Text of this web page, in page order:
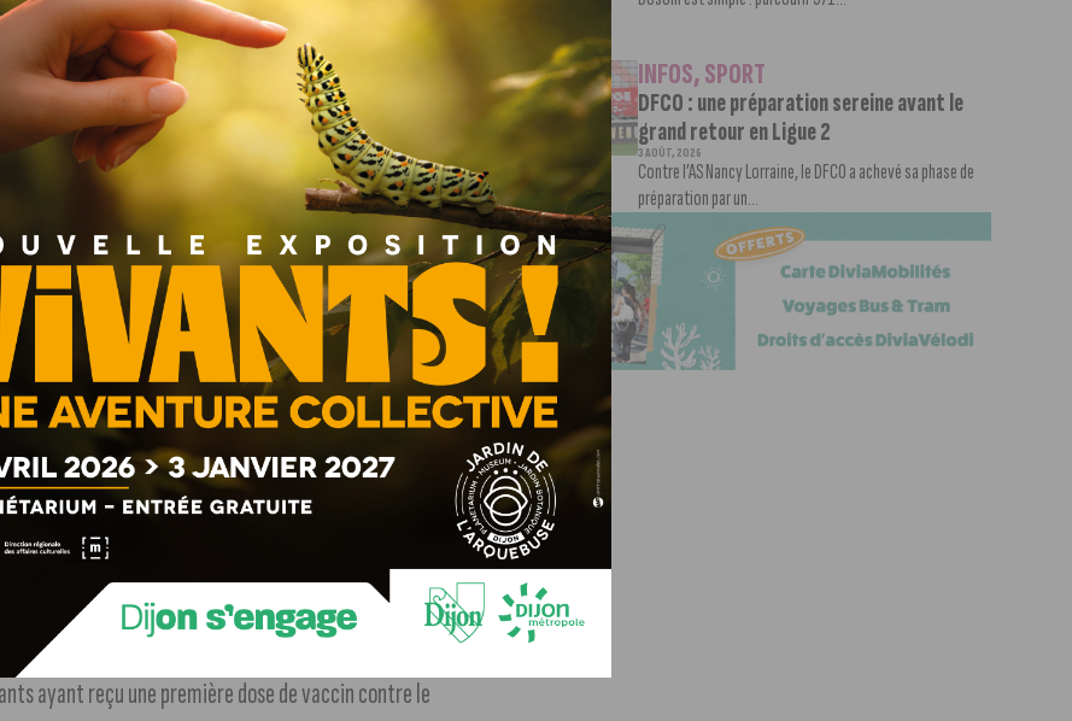
septembre. Les Jeux Paralympiques de Tokyo
pourrez donc découvrir différents sports gratuitement,
et le football fauteuil. Libre accès aux activités entre
à Dijon . Godrans sur la T1 et T2 devient «Godrans
change en «Grésilles Trimolet», et enfin, hors
Dijon Métropole». Les nouvelles plaques ont été
Comté
ayant reçu une première dose de vaccin contre le
INFOS,SPORT
DFCO : une préparation sereine avant le
grand retour en Ligue 2
3 AOÛT, 2026
Contre l’AS Nancy Lorraine, le DFCO a achevé sa phase de
préparation par un...